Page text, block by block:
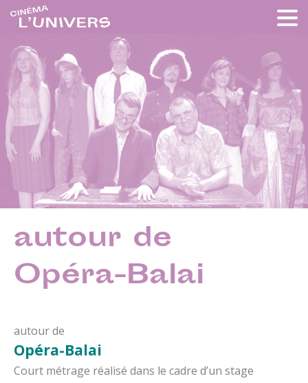
autour de
Opéra-Balai
autour de
Opéra-Balai
Court métrage réalisé dans le cadre d’un stage